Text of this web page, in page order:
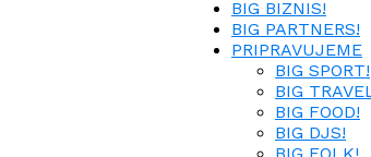
BIG BIZNIS!
BIG PARTNERS!
PRIPRAVUJEME
BIG SPORT!
BIG
BIG FOOD!
BIG DJS!
BIG FOLK!